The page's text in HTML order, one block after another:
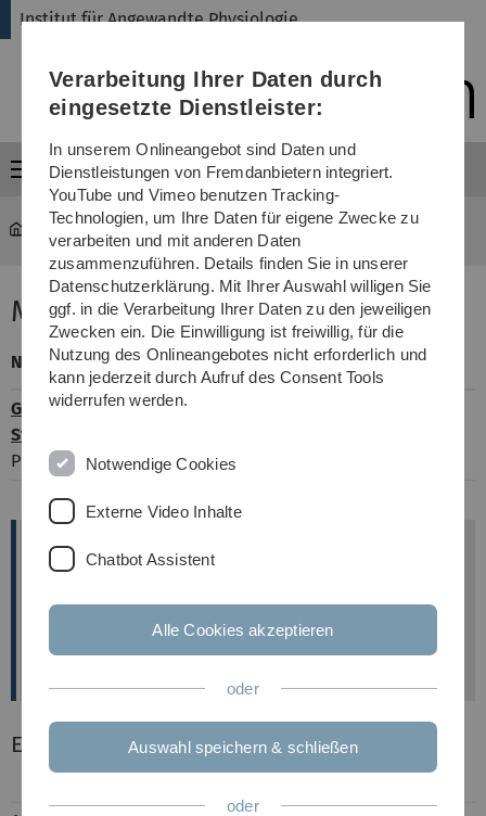
Direkt
Direkt
Direkt
(Sprache,
Drucken,
Media)
Direkt
Direkt
Institut für Angewandte Physiologie
Menü
Institut für Angewandte Physiologie
Mitarbeiter AG Grissmer
Name
Büro/Labor
(N26)
Durchwahl
(0731/500-)
Grissmer,
Stephan
Prof. Dr. rer nat.
Büro 452
Kontakt Mitarbeiter der AG Prof. Grissmer
e-mail idR: vorname.nachname(at)uni-ulm.de
Phone: (0731) 500-Durchwahl
Fax: (0731) 500-23260
Ehemalige Mitarbeitende AG Grissmer
Verarbeitung Ihrer Daten durch
eingesetzte Dienstleister:
In unserem Onlineangebot sind Daten und
Dienstleistungen von Fremdanbietern integriert.
YouTube und Vimeo benutzen Tracking-
Technologien, um Ihre Daten für eigene Zwecke zu
verarbeiten und mit anderen Daten
zusammenzuführen. Details finden Sie in unserer
Datenschutzerklärung. Mit Ihrer Auswahl willigen Sie
ggf. in die Verarbeitung Ihrer Daten zu den jeweiligen
Zwecken ein. Die Einwilligung ist freiwillig, für die
Nutzung des Onlineangebotes nicht erforderlich und
kann jederzeit durch Aufruf des Consent Tools
widerrufen werden.
Notwendige Cookies
Externe Video Inhalte
Chatbot Assistent
Alle Cookies akzeptieren
oder
Auswahl speichern & schließen
oder